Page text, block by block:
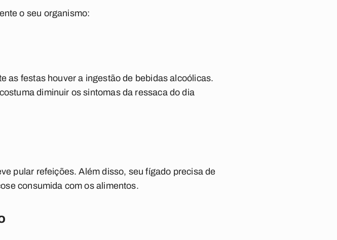
o seu organismo:
as festas houver a ingestão de bebidas alcoólicas.
diminuir os sintomas da ressaca do dia
pular refeições. Além disso, seu fígado precisa de
consumida com os alimentos.